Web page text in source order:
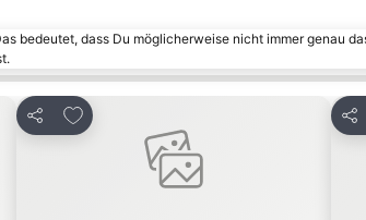
bedeutet, dass Du möglicherweise nicht immer genau
Teilen
Zu Favoriten hinzufügen